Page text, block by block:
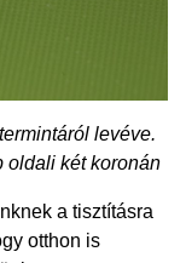
levéve.
oldali két koronán
a tisztításra
otthon is